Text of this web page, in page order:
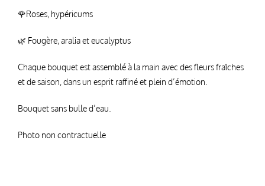
🌹Roses, hypéricums
🌿 Fougère, aralia et eucalyptus
Chaque bouquet est assemblé à la main avec des fleurs fraîches
et de saison, dans un esprit raffiné et plein d’émotion.
Bouquet sans bulle d’eau.
Photo non contractuelle